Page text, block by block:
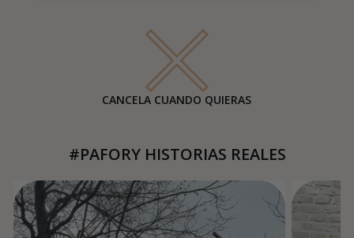
CANCELA CUANDO QUIERAS
#PAFORY HISTORIAS REALES